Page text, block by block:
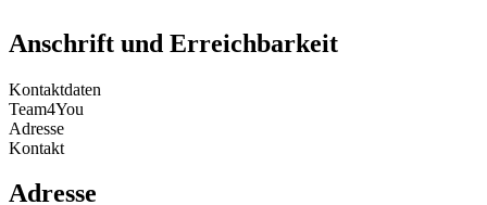
Anschrift und Erreichbarkeit
Kontaktdaten
Team4You
Adresse
Kontakt
Adresse